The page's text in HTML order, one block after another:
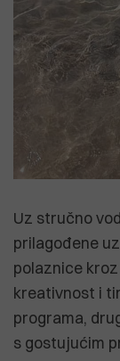
Uz stručno
prilagođene
polaznice
kreativnost i
programa,
s gostujućim